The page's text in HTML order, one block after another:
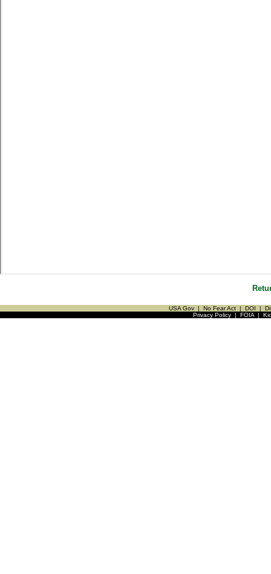
USA Gov | No Fear Act | DOI |
Privacy Policy| FOIA|